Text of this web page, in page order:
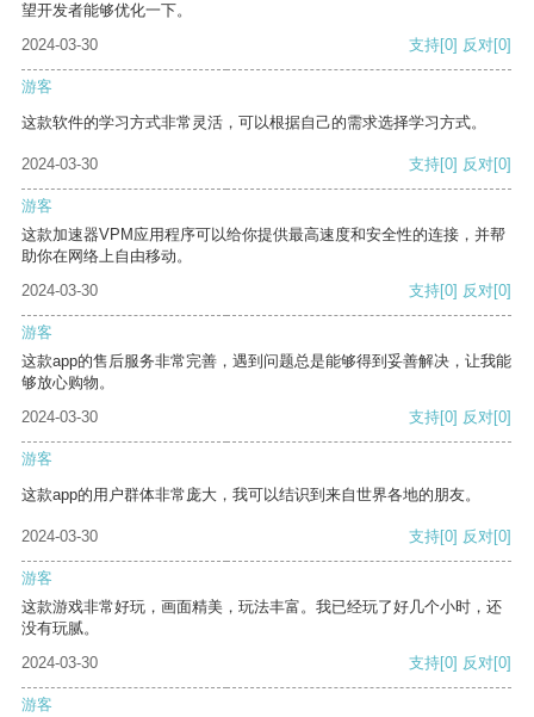
望开发者能够优化一下。
2024-03-30
支持[0] 反对[0]
游客
这款软件的学习方式非常灵活，可以根据自己的需求选择学习方式。
2024-03-30 支持[0] 反对[0]
游客
这款加速器VPM应用程序可以给你提供最高速度和安全性的连接，并帮
助你在网络上自由移动。
2024-03-30
支持[0] 反对[0]
游客
这款app的售后服务非常完善，遇到问题总是能够得到妥善解决，让我能
够放心购物。
2024-03-30
支持[0] 反对[0]
游客
这款app的用户群体非常庞大，我可以结识到来自世界各地的朋友。
2024-03-30 支持[0] 反对[0]
游客
这款游戏非常好玩，画面精美，玩法丰富。我已经玩了好几个小时，还
没有玩腻。
2024-03-30
支持[0] 反对[0]
游客